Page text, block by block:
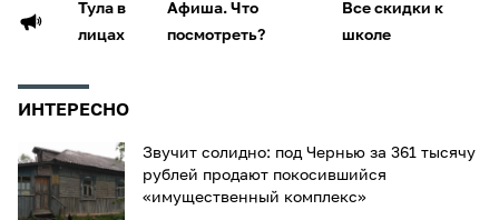
Тула в
лицах
Афиша. Что
посмотреть?
Все скидки к
школе
ИНТЕРЕСНО
Звучит солидно: под Чернью за 361 тысячу
рублей продают покосившийся
«имущественный комплекс»